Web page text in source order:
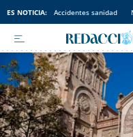
ES NOTICIA: Accidentes sanidad